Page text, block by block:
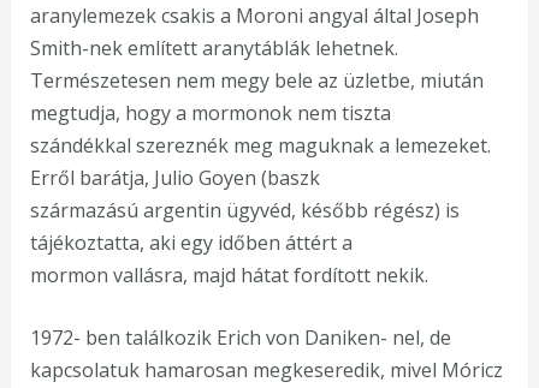
aranylemezek csakis a Moroni angyal által Joseph
Smith-nek említett aranytáblák lehetnek.
Természetesen nem megy bele az üzletbe, miután
megtudja, hogy a mormonok nem tiszta
szándékkal szereznék meg maguknak a lemezeket.
Erről barátja, Julio Goyen (baszk
származású argentin ügyvéd, később régész) is
tájékoztatta, aki egy időben áttért a
mormon vallásra, majd hátat fordított nekik.
1972- ben találkozik Erich von Daniken- nel, de
kapcsolatuk hamarosan megkeseredik, mivel Móricz